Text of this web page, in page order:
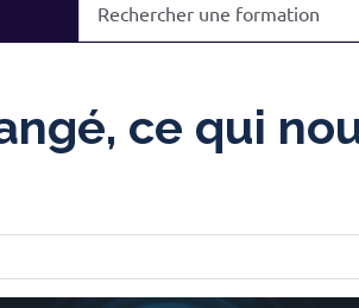
une
une
ce qui